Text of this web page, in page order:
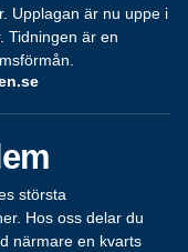
Upplagan är nu uppe i
Tidningen är en
största
Hos oss delar du
närmare en kvarts